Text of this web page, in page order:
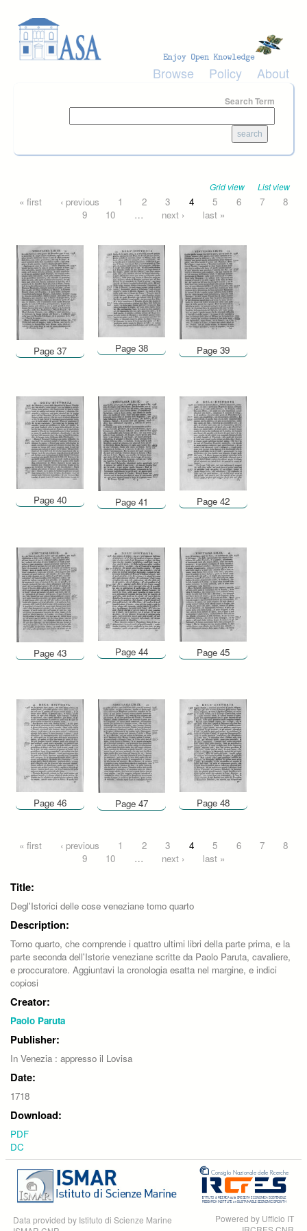
Browse Policy About
Search Term
Grid view List view
Pages
« first ‹ previous 1 2 3 4 5 6 7
8
9
10 … next › last »
Page 37 Page 38 Page 39
Page 40 Page 41 Page 42
Page 43 Page 44 Page 45
Page 46 Page 47 Page 48
Pages
« first ‹ previous 1 2 3 4 5 6 7
8
9
10 … next › last »
Title:
Degl'Istorici delle cose veneziane tomo quarto
Description:
Tomo quarto, che comprende i quattro ultimi libri della parte prima, e la
parte seconda dell'Istorie veneziane scritte da Paolo Paruta, cavaliere,
e proccuratore. Aggiuntavi la cronologia esatta nel margine, e indici
copiosi
Creator:
Paolo Paruta
Publisher:
In Venezia : appresso il Lovisa
Date:
1718
Download:
PDF
DC
Data provided by Istituto di Scienze Marine
Powered by Ufficio IT